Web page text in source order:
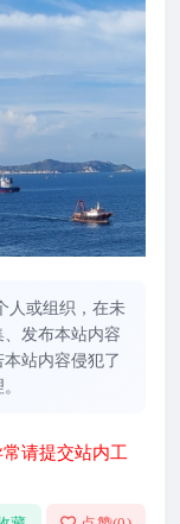
人或组织，在未
发布本站内容
站内容侵犯了
请提交站内工